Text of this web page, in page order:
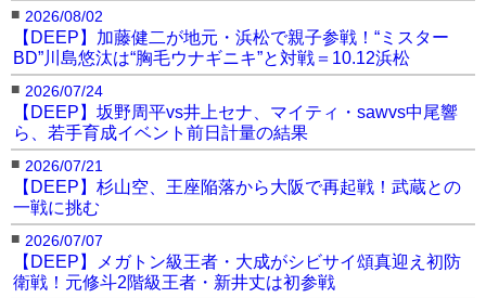
■ 2026/08/02
【DEEP】加藤健二が地元・浜松で親子参戦！“ミスター
BD”川島悠汰は“胸毛ウナギニキ”と対戦＝10.12浜松
■ 2026/07/24
【DEEP】坂野周平vs井上セナ、マイティ・sawvs中尾響
ら、若手育成イベント前日計量の結果
■ 2026/07/21
【DEEP】杉山空、王座陥落から大阪で再起戦！武蔵との
一戦に挑む
■ 2026/07/07
【DEEP】メガトン級王者・大成がシビサイ頌真迎え初防
衛戦！元修斗2階級王者・新井丈は初参戦